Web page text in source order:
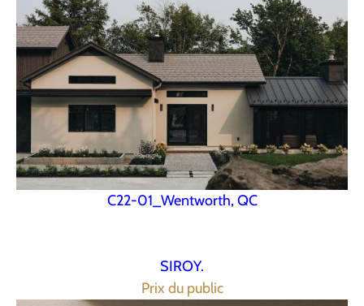
C22-01_Wentworth, QC
SIROY.
Prix du public